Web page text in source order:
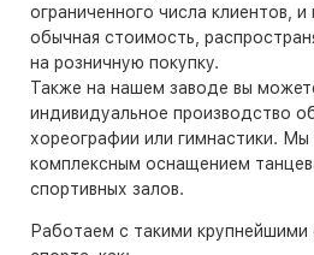
ограниченного числа клиентов,
обычная стоимость,
на розничную покупку.
Также на нашем заводе вы
индивидуальное производство
хореографии или гимнастики. Мы
комплексным оснащением
спортивных залов.
Работаем с такими крупнейшими